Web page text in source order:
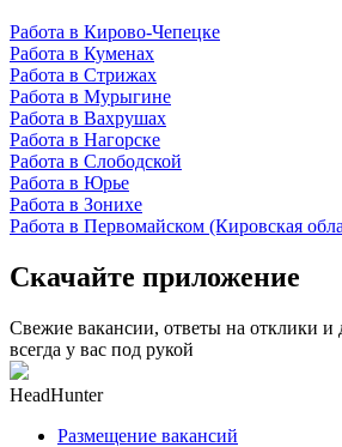
Работа в Кирово-Чепецке
Работа в Куменах
Работа в Стрижах
Работа в Мурыгине
Работа в Вахрушах
Работа в Нагорске
Работа в Слободской
Работа в Юрье
Работа в Зонихе
Работа в Первомайском (Кировская
Скачайте приложение
Свежие вакансии, ответы на отклики
всегда у вас под рукой
HeadHunter
Размещение вакансий